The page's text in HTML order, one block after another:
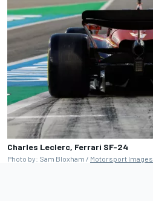
Charles Leclerc, Ferrari SF-24
Photo by: Sam Bloxham / Motorsport Images